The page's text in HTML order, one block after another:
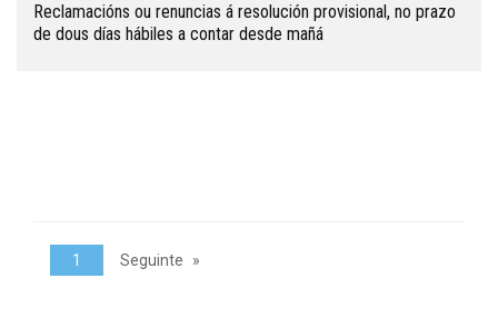
Reclamacións ou renuncias á resolución provisional, no prazo
de dous días hábiles a contar desde mañá
1 Seguinte